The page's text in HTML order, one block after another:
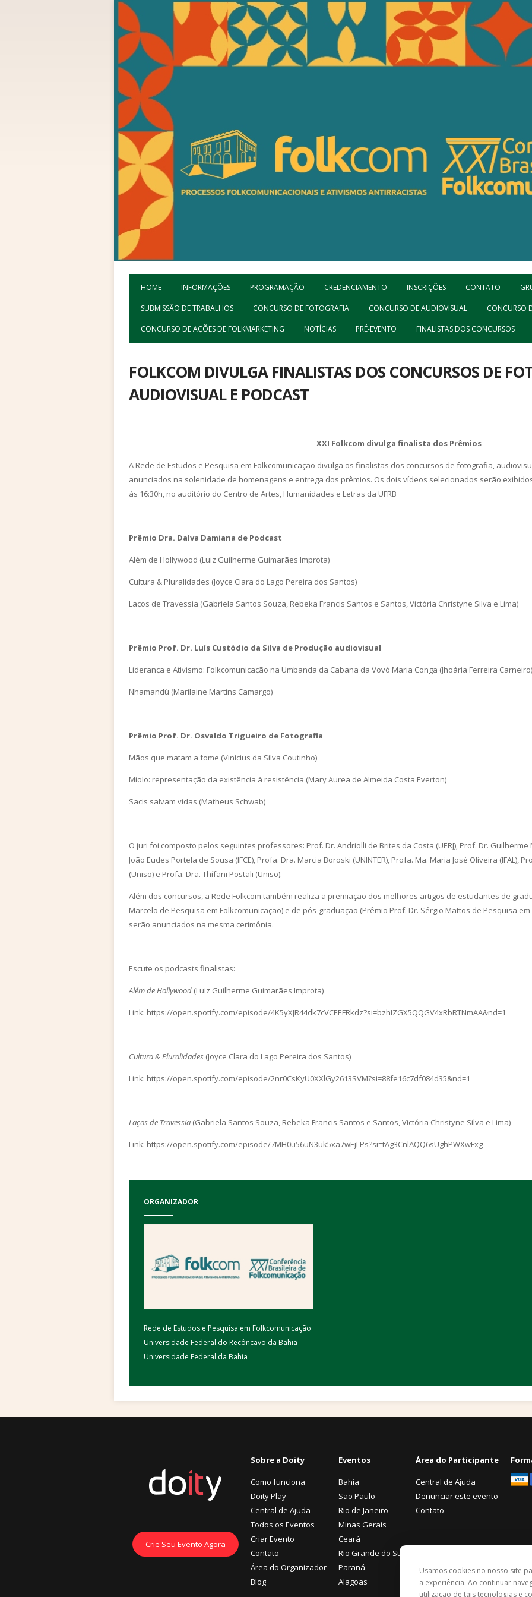
HOME INFORMAÇÕES PROGRAMAÇÃO CREDENCIAMENTO INSCRIÇÕES CONTATO
SUBMISSÃO DE TRABALHOS CONCURSO DE FOTOGRAFIA CONCURSO DE AUDIOVISUAL CONCURSO
CONCURSO DE AÇÕES DE FOLKMARKETING NOTÍCIAS PRÉ-EVENTO FINALISTAS DOS CONCURSOS
FOLKCOM DIVULGA FINALISTAS DOS CONCURSOS DE
AUDIOVISUAL E PODCAST
XXI Folkcom divulga finalista dos Prêmios
A Rede de Estudos e Pesquisa em Folkcomunicação divulga os finalistas dos concursos de fotografia,
anunciados na solenidade de homenagens e entrega dos prêmios. Os dois vídeos selecionados serão
às 16:30h, no auditório do Centro de Artes, Humanidades e Letras da UFRB
Prêmio Dra. Dalva Damiana de Podcast
Além de Hollywood (Luiz Guilherme Guimarães Improta)
Cultura & Pluralidades (Joyce Clara do Lago Pereira dos Santos)
Laços de Travessia (Gabriela Santos Souza, Rebeka Francis Santos e Santos, Victória Christyne Silva e Lima)
Prêmio Prof. Dr. Luís Custódio da Silva de Produção audiovisual
Liderança e Ativismo: Folkcomunicação na Umbanda da Cabana da Vovó Maria Conga (Jhoária Ferreira Carneiro)
Nhamandú (Marilaine Martins Camargo)
Prêmio Prof. Dr. Osvaldo Trigueiro de Fotografia
Mãos que matam a fome (Vinícius da Silva Coutinho)
Miolo: representação da existência à resistência (Mary Aurea de Almeida Costa Everton)
Sacis salvam vidas (Matheus Schwab)
O juri foi composto pelos seguintes professores: Prof. Dr. Andriolli de Brites da Costa (UERJ), Prof. Dr. Guilherme
João Eudes Portela de Sousa (IFCE), Profa. Dra. Marcia Boroski (UNINTER), Profa. Ma. Maria José Oliveira (IFAL),
(Uniso) e Profa. Dra. Thífani Postali (Uniso).
Além dos concursos, a Rede Folkcom também realiza a premiação dos melhores artigos de estudantes de
Marcelo de Pesquisa em Folkcomunicação) e de pós-graduação (Prêmio Prof. Dr. Sérgio Mattos de Pesquisa
serão anunciados na mesma cerimônia.
Escute os podcasts finalistas:
Além de Hollywood (Luiz Guilherme Guimarães Improta)
Link: https://open.spotify.com/episode/4K5yXJR44dk7cVCEEFRkdz?si=bzhIZGX5QQGV4xRbRTNmAA&nd=1
Cultura & Pluralidades (Joyce Clara do Lago Pereira dos Santos)
Link: https://open.spotify.com/episode/2nr0CsKyU0XXlGy2613SVM?si=88fe16c7df084d35&nd=1
Laços de Travessia (Gabriela Santos Souza, Rebeka Francis Santos e Santos, Victória Christyne Silva e Lima)
Link: https://open.spotify.com/episode/7MH0u56uN3uk5xa7wEjLPs?si=tAg3CnlAQQ6sUghPWXwFxg
ORGANIZADOR
Rede de Estudos e Pesquisa em Folkcomunicação
Universidade Federal do Recôncavo da Bahia
Universidade Federal da Bahia
Crie Seu Evento Agora
Sobre a Doity
Como funciona
Doity Play
Central de Ajuda
Todos os Eventos
Criar Evento
Contato
Área do Organizador
Blog
Eventos
Bahia
São Paulo
Rio de Janeiro
Minas Gerais
Ceará
Rio Grande do Sul
Paraná
Alagoas
Área do Participante
Central de Ajuda
Denunciar este evento
Contato
Usamos cookies no nosso site
a experiência. Ao continuar
utilização de tais tecnologias e